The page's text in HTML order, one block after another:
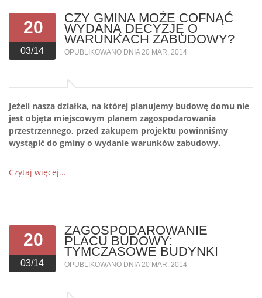
20
03/14
CZY GMINA MOŻE COFNĄĆ
WYDANĄ DECYZJĘ O
WARUNKACH ZABUDOWY?
OPUBLIKOWANO DNIA 20 MAR, 2014
Jeżeli nasza działka, na której planujemy budowę domu nie
jest objęta miejscowym planem zagospodarowania
przestrzennego, przed zakupem projektu powinniśmy
wystąpić do gminy o wydanie warunków zabudowy.
Czytaj więcej...
20
03/14
ZAGOSPODAROWANIE
PLACU BUDOWY:
TYMCZASOWE BUDYNKI
OPUBLIKOWANO DNIA 20 MAR, 2014